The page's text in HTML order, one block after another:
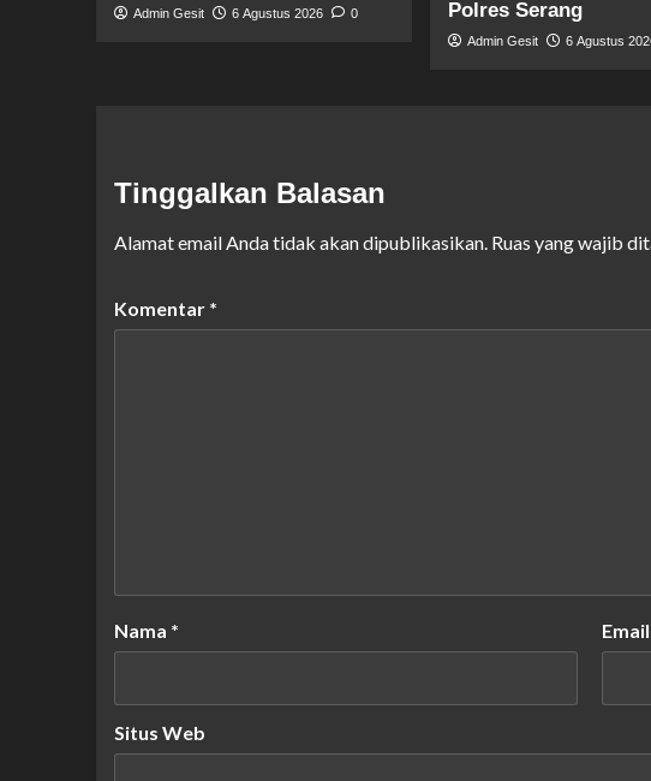
Admin Gesit 6 Agustus 2026 0
Polres Serang
Admin Gesit 6 Agustus
Tinggalkan Balasan
Alamat email Anda tidak akan dipublikasikan. Ruas yang wajib
Komentar *
Nama * Email
Situs Web